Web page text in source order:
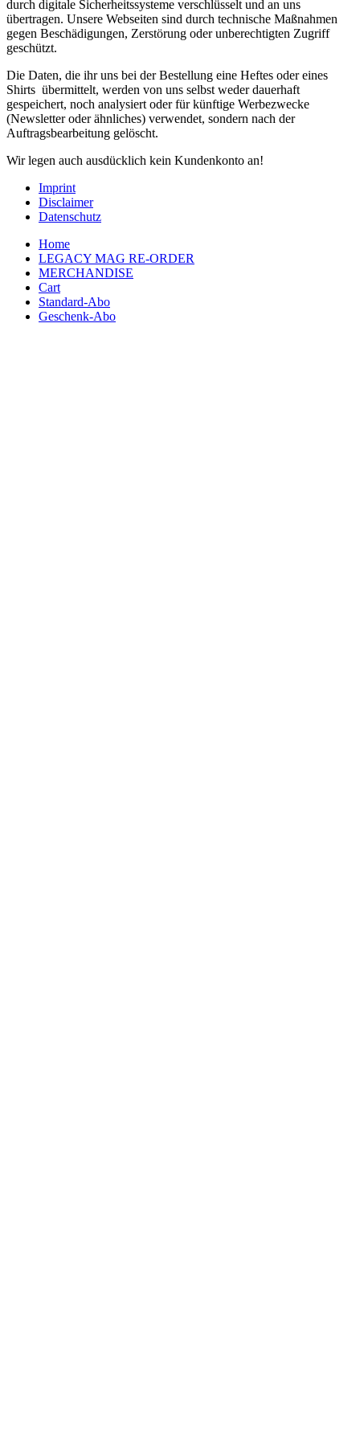
durch digitale Sicherheitssysteme verschlüsselt und an uns
übertragen. Unsere Webseiten sind durch technische Maßnahmen
gegen Beschädigungen, Zerstörung oder unberechtigten Zugriff
geschützt.
Die Daten, die ihr uns bei der Bestellung eine Heftes oder eines
Shirts übermittelt, werden von uns selbst weder dauerhaft
gespeichert, noch analysiert oder für künftige Werbezwecke
(Newsletter oder ähnliches) verwendet, sondern nach der
Auftragsbearbeitung gelöscht.
Wir legen auch ausdücklich kein Kundenkonto an!
Imprint
Disclaimer
Datenschutz
Home
LEGACY MAG RE-ORDER
MERCHANDISE
Cart
Standard-Abo
Geschenk-Abo